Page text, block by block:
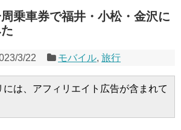
乗車券で福井・小松・金沢に
3/22 モバイル,旅行
は、アフィリエイト広告が含まれて